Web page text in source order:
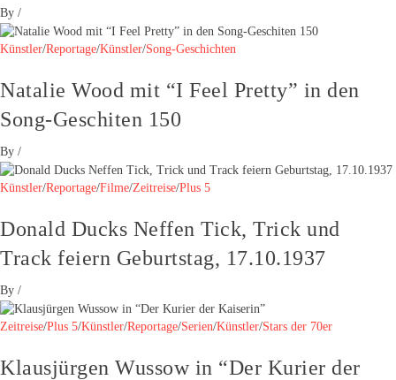
By /
Künstler/Reportage/Künstler/Song-Geschichten
Natalie Wood mit “I Feel Pretty” in den
Song-Geschiten 150
By /
Künstler/Reportage/Filme/Zeitreise/Plus 5
Donald Ducks Neffen Tick, Trick und
Track feiern Geburtstag, 17.10.1937
By /
Zeitreise/Plus 5/Künstler/Reportage/Serien/Künstler/Stars der 70er
Klausjürgen Wussow in “Der Kurier der